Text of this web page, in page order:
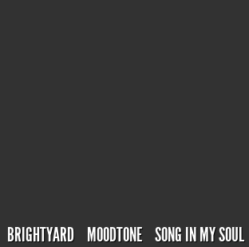
BRIGHTYARD MOODTONE SONG IN MY SOUL